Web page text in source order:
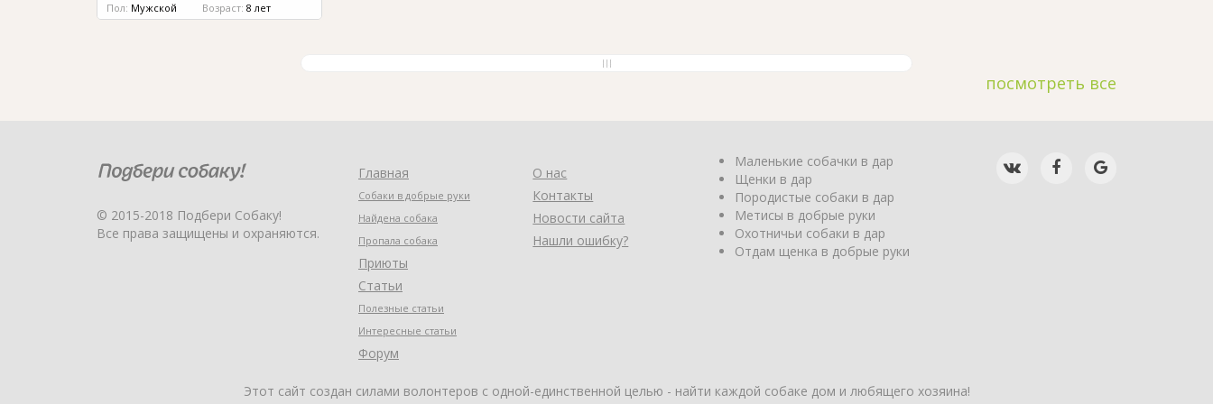
Пол: Мужской Возраст: 8 лет
посмотреть все
© 2015-2018 Подбери Собаку!
Все права защищены и охраняются.
Главная
Собаки в добрые руки
Найдена собака
Пропала собака
Приюты
Статьи
Полезные статьи
Интересные статьи
Форум
О нас
Контакты
Новости сайта
Нашли ошибку?
Маленькие собачки в дар
Щенки в дар
Породистые собаки в дар
Метисы в добрые руки
Охотничьи собаки в дар
Отдам щенка в добрые руки
Этот сайт создан силами волонтеров с одной-единственной целью - найти каждой собаке дом и любящего хозяина!